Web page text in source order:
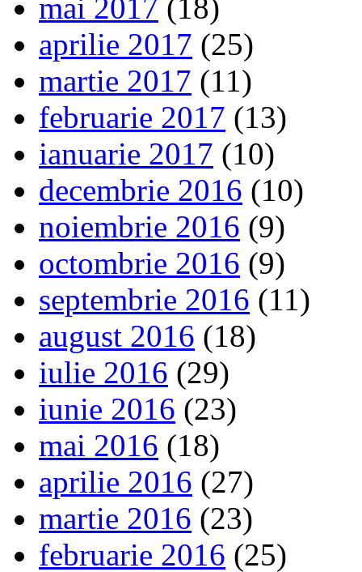
mai 2017 (18)
aprilie 2017 (25)
martie 2017 (11)
februarie 2017 (13)
ianuarie 2017 (10)
decembrie 2016 (10)
noiembrie 2016 (9)
octombrie 2016 (9)
septembrie 2016 (11)
august 2016 (18)
iulie 2016 (29)
iunie 2016 (23)
mai 2016 (18)
aprilie 2016 (27)
martie 2016 (23)
februarie 2016 (25)